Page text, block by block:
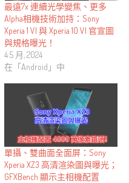
最遠7x 連續光學變焦、更多
Alpha相機技術加持：Sony
Xperia 1 VI 與 Xperia 10 VI 官宣圖
與規格曝光！
4 5 月, 2024
在「Android」中
單攝、雙曲面全面屏：Sony
Xperia XZ3 高清渲染圖與曝光；
GFXBench 顯示主相機配置